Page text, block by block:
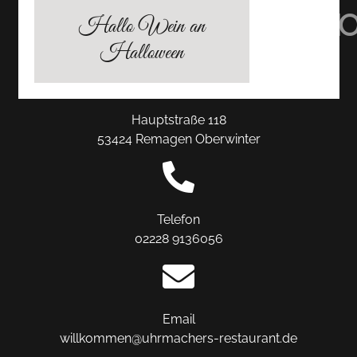
TRIPADVISOR
INSTAGRAM
Hauptstraße 118
53424 Remagen Oberwinter
Telefon
02228 9136056
Email
willkommen@uhrmachers-restaurant.de
Hallo Wein an
Halloween